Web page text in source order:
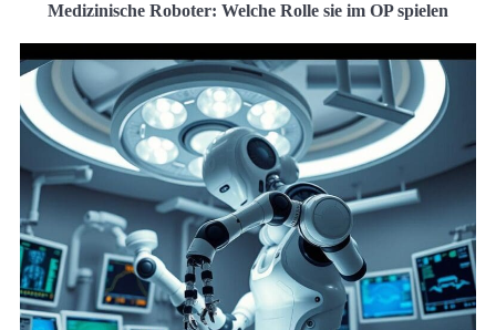
Medizinische Roboter: Welche Rolle sie im OP spielen